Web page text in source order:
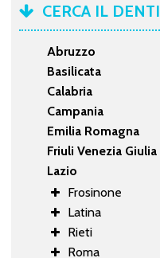
CERCA IL
Abruzzo
Basilicata
Calabria
Campania
Emilia Romagna
Friuli Venezia Giulia
Lazio
Frosinone
Latina
Rieti
Roma